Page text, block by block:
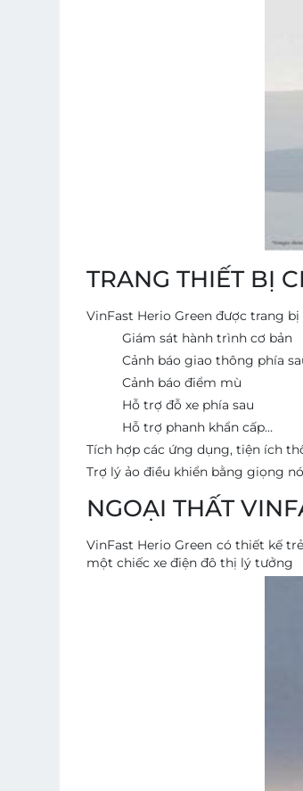
TRANG THIẾT BỊ
VinFast Herio Green được trang
Giám sát hành trình cơ bản
Cảnh báo giao thông phía
Cảnh báo điểm mù
Hỗ trợ đỗ xe phía sau
Hỗ trợ phanh khẩn cấp…
Tích hợp các ứng dụng, tiện ích
Trợ lý ảo điều khiển bằng giọng
NGOẠI THẤT
VinFast Herio Green có thiết kế
một chiếc xe điện đô thị lý tưởng